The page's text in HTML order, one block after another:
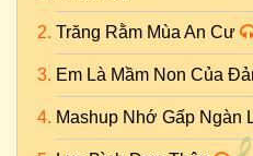
Trăng Rằm Mùa An Cư
Em Là Mầm Non Của
Mashup Nhớ Gấp Ngàn